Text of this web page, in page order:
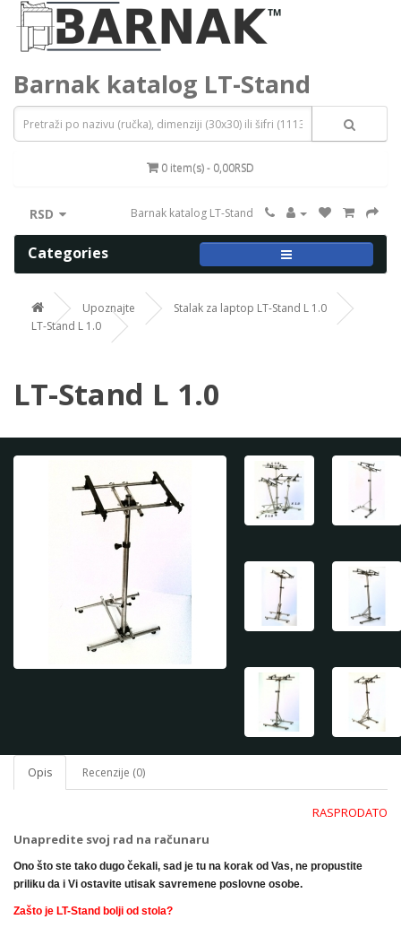
Barnak katalog LT-Stand
0 item(s) - 0,00RSD
RSD Barnak katalog LT-Stand
Categories
Upoznajte
Stalak za laptop LT-Stand L 1.0
LT-Stand L 1.0
LT-Stand L 1.0
Opis Recenzije (0)
RASPRODATO
Unapredite svoj rad na računaru
Ono što ste tako dugo čekali, sad je tu na korak od Vas, ne propustite
priliku da i Vi ostavite utisak savremene poslovne osobe.
Zašto je LT-Stand bolji od stola?